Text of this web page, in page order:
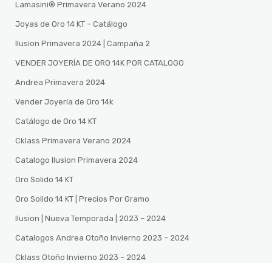
Lamasini®️ Primavera Verano 2024
Joyas de Oro 14 KT – Catálogo
Ilusion Primavera 2024 | Campaña 2
VENDER JOYERÍA DE ORO 14K POR CATALOGO
Andrea Primavera 2024
Vender Joyería de Oro 14k
Catálogo de Oro 14 KT
Cklass Primavera Verano 2024
Catalogo Ilusion Primavera 2024
Oro Solido 14 KT
Oro Solido 14 KT | Precios Por Gramo
Ilusion | Nueva Temporada | 2023 – 2024
Catalogos Andrea Otoño Invierno 2023 – 2024
Cklass Otoño Invierno 2023 – 2024